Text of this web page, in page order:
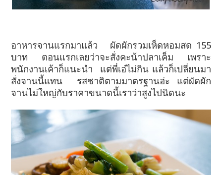
อาหารจานแรกมาแล้ว ผัดผักรวมเห็ดหอมสด 155
บาท ตอนแรกเลยว่าจะสั่งคะน้าปลาเค็ม เพราะ
พนักงานเค้าก็แนะนำ แต่พี่เอ๋ไม่กิน แล้วก็เปลี่ยนมา
สั่งจานนี้แทน รสชาติตามมาตรฐานฮ่ะ แต่ผัดผัก
จานไม่ใหญ่กับราคาขนาดนี้เราว่าสูงไปนิดนะ